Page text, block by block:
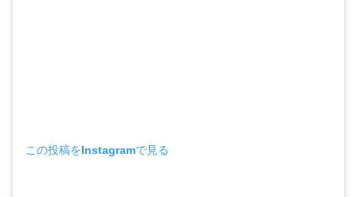
この投稿をInstagramで見る